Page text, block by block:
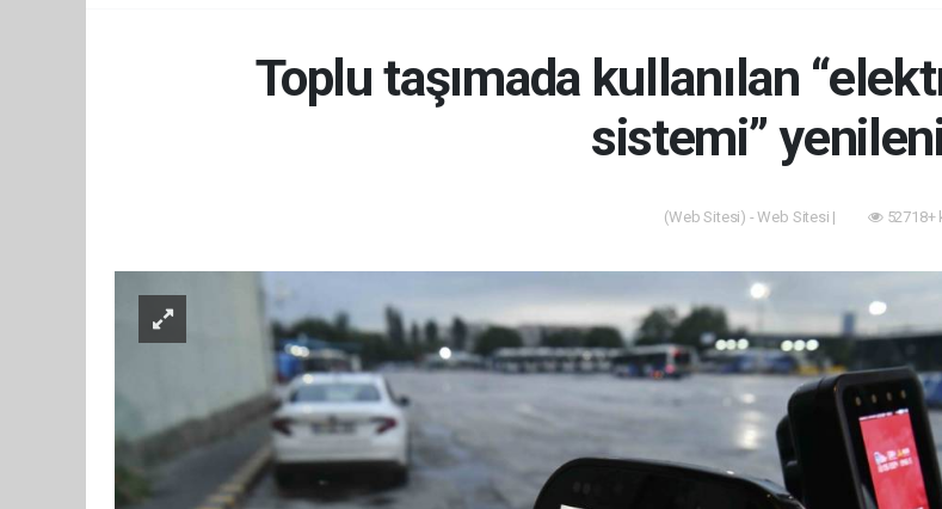
Toplu taşımada kullanılan
sistemi”
(Web Sitesi) - Web Sitesi | 52718+